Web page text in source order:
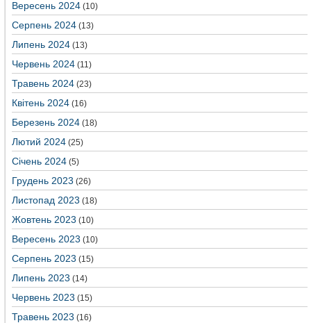
Вересень 2024 (10)
Серпень 2024 (13)
Липень 2024 (13)
Червень 2024 (11)
Травень 2024 (23)
Квітень 2024 (16)
Березень 2024 (18)
Лютий 2024 (25)
Січень 2024 (5)
Грудень 2023 (26)
Листопад 2023 (18)
Жовтень 2023 (10)
Вересень 2023 (10)
Серпень 2023 (15)
Липень 2023 (14)
Червень 2023 (15)
Травень 2023 (16)